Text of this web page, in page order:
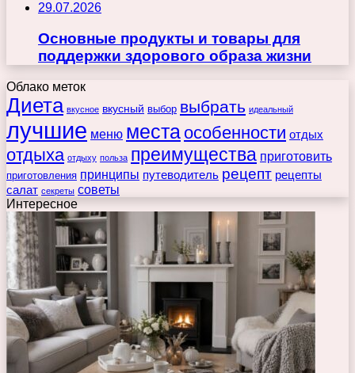
29.07.2026
Основные продукты и товары для
поддержки здорового образа жизни
Облако меток
Диета вкусное вкусный выбор выбрать идеальный
лучшие меню места особенности отдых
отдыха отдыху польза преимущества приготовить
приготовления принципы путеводитель рецепт рецепты
салат секреты советы
Интересное